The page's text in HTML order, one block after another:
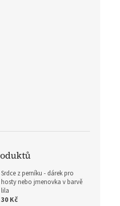
Srdce z perníku - dárek pro
hosty nebo jmenovka v barvě
lila
30 Kč